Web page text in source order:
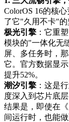
ColorOS 16的核
了它"久用不卡"的
极光引擎 ：它重
模块的"一体化无
屏、多任务时，
它。官方数据显
提升52%。
潮汐引擎 ：这是
度深入到芯片底
结果是，即使在
间运行时，也能